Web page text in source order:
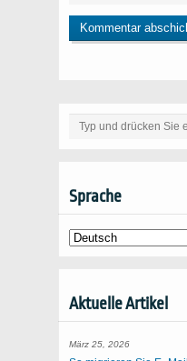
Sprache
Aktuelle Artikel
März 25, 2026